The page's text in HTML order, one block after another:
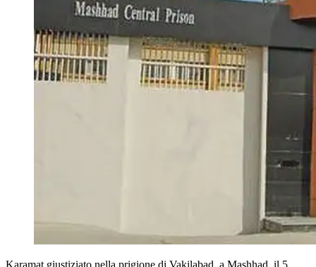
Karamat giustiziato nella prigione di Vakilabad, a Mashhad, il 5